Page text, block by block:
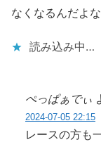
なくなるんだよな
読み込み中…
ぺっぱぁでぃ
2024-07-05 22:15
レースの方も